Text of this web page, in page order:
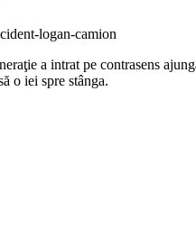
a intrat pe contrasens
o iei spre stânga.